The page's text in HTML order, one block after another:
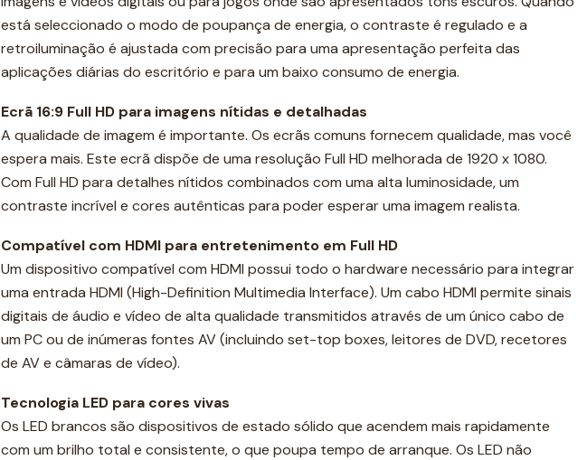
está seleccionado o modo de poupança de energia, o contraste é regulado e a
retroiluminação é ajustada com precisão para uma apresentação perfeita das
aplicações diárias do escritório e para um baixo consumo de energia.
Ecrã 16:9 Full HD para imagens nítidas e detalhadas
A qualidade de imagem é importante. Os ecrãs comuns fornecem qualidade, mas você
espera mais. Este ecrã dispõe de uma resolução Full HD melhorada de 1920 x 1080.
Com Full HD para detalhes nítidos combinados com uma alta luminosidade, um
contraste incrível e cores autênticas para poder esperar uma imagem realista.
Compatível com HDMI para entretenimento em Full HD
Um dispositivo compatível com HDMI possui todo o hardware necessário para integrar
uma entrada HDMI (High-Definition Multimedia Interface). Um cabo HDMI permite sinais
digitais de áudio e vídeo de alta qualidade transmitidos através de um único cabo de
um PC ou de inúmeras fontes AV (incluindo set-top boxes, leitores de DVD, recetores
de AV e câmaras de vídeo).
Tecnologia LED para cores vivas
Os LED brancos são dispositivos de estado sólido que acendem mais rapidamente
com um brilho total e consistente, o que poupa tempo de arranque. Os LED não